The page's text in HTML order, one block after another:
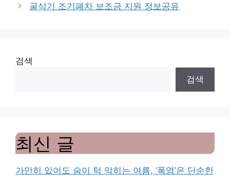
굴삭기 조기폐차 보조금 지원 정보공유
검색
검색
최신 글
가만히 있어도 숨이 턱 막히는 여름, ‘폭염’은 단순한